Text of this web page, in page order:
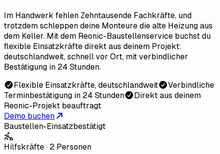
Im Handwerk fehlen Zehntausende Fachkräfte, und
trotzdem schleppen deine Monteure die alte Heizung aus
dem Keller. Mit dem Reonic-Baustellenservice buchst du
flexible Einsatzkräfte direkt aus deinem Projekt:
deutschlandweit, schnell vor Ort, mit verbindlicher
Bestätigung in 24 Stunden.
Flexible Einsatzkräfte, deutschlandweit
Verbindliche
Terminbestätigung in 24 Stunden
Direkt aus deinem
Reonic-Projekt beauftragt
Demo buchen
Baustellen-Einsatz bestätigt
Hilfskräfte · 2 Personen